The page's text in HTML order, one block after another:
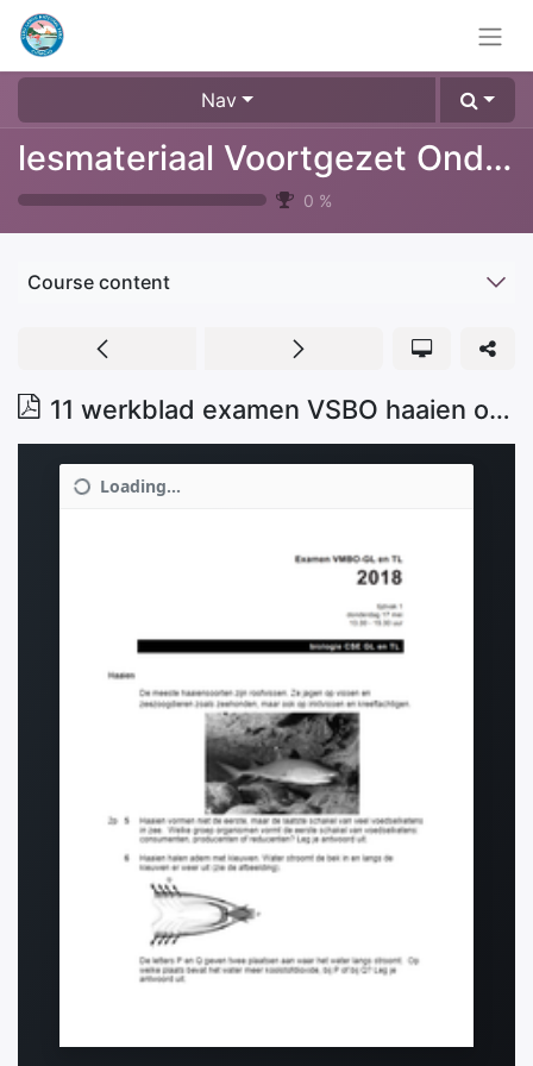
Nav
lesmateriaal Voortgezet Onderwijs
0 %
Course content
11 werkblad examen VSBO haaien opgaven